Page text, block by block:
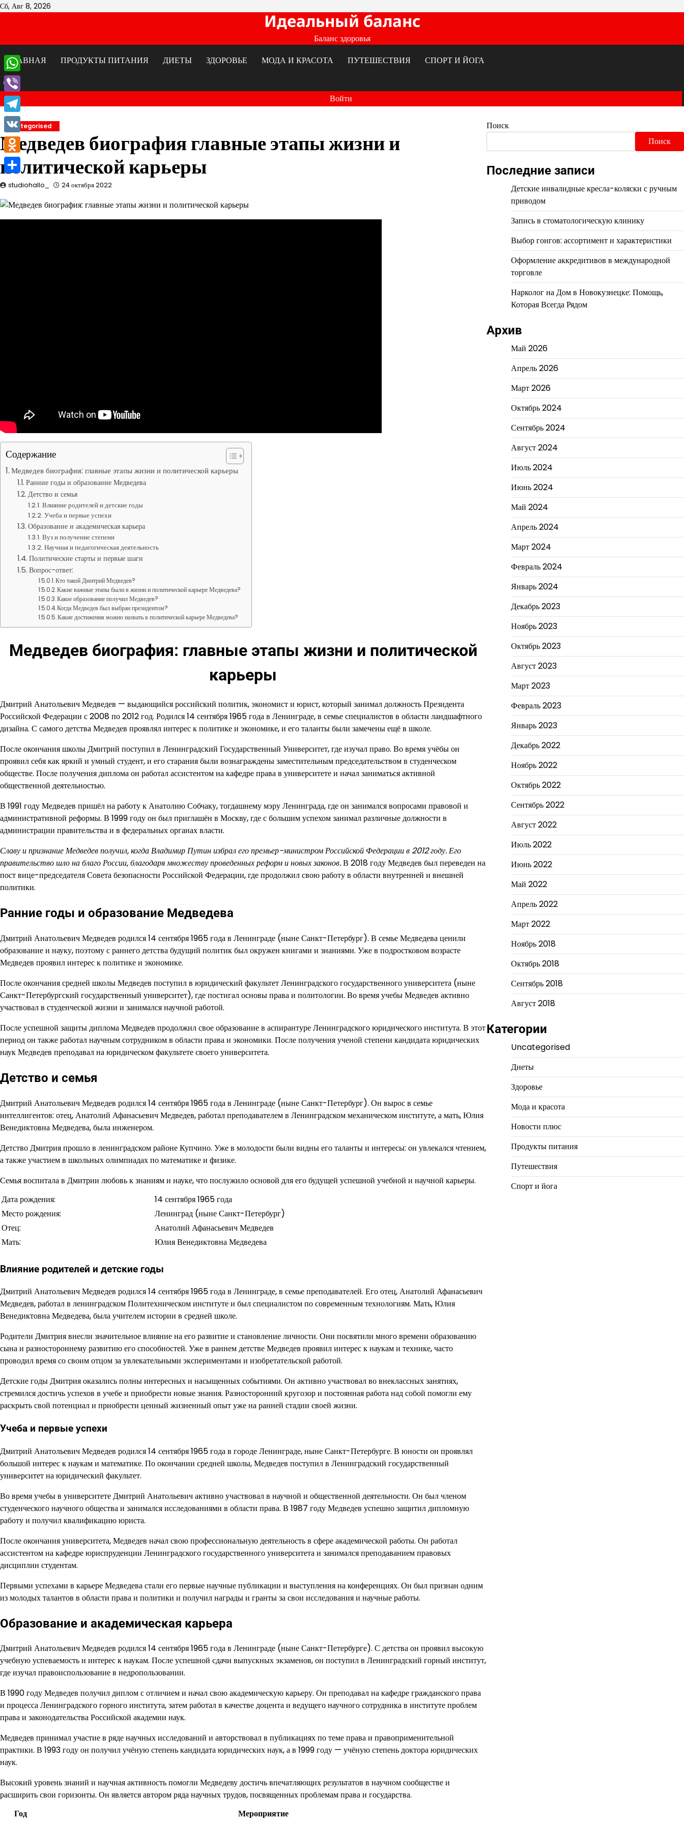
Перейти
Сб, Авг 8, 2026
Идеальный баланс
Баланс здоровья
ГЛАВНАЯ
ПРОДУКТЫ ПИТАНИЯ ДИЕТЫ ЗДОРОВЬЕ МОДА И КРАСОТА ПУТЕШЕСТВИЯ СПОРТ И ЙОГА
Войти
Uncategorised
Медведев биография главные этапы жизни и
политической карьеры
studiohallo_ 24 октября 2022
Содержание
Медведев биография: главные этапы жизни и политической карьеры
Ранние годы и образование Медведева
Детство и семья
Влияние родителей и детские годы
Учеба и первые успехи
Образование и академическая карьера
Вуз и получение степени
Научная и педагогическая деятельность
Политические старты и первые шаги
Вопрос-ответ:
Кто такой Дмитрий Медведев?
Какие важные этапы были в жизни и политической карьере Медведева?
Какое образование получил Медведев?
Когда Медведев был выбран президентом?
Какие достижения можно назвать в политической карьере Медведева?
Медведев биография: главные этапы жизни и политической
карьеры
Дмитрий Анатольевич Медведев — выдающийся российский политик, экономист и юрист, который занимал должность Президента
Российской Федерации с 2008 по 2012 год. Родился 14 сентября 1965 года в Ленинграде, в семье специалистов в области ландшафтного
дизайна. С самого детства Медведев проявлял интерес к политике и экономике, и его таланты были замечены ещё в школе.
После окончания школы Дмитрий поступил в Ленинградский Государственный Университет, где изучал право. Во время учёбы он
проявил себя как яркий и умный студент, и его старания были вознаграждены заместительным председательством в студенческом
обществе. После получения диплома он работал ассистентом на кафедре права в университете и начал заниматься активной
общественной деятельностью.
В 1991 году Медведев пришёл на работу к Анатолию Собчаку, тогдашнему мэру Ленинграда, где он занимался вопросами правовой и
административной реформы. В 1999 году он был приглашён в Москву, где с большим успехом занимал различные должности в
администрации правительства и в федеральных органах власти.
Славу и признание Медведев получил, когда Владимир Путин избрал его премьер-министром Российской Федерации в 2012 году. Его
правительство шло на благо России, благодаря множеству проведенных реформ и новых законов.В 2018 году Медведев был переведен на
пост вице-председателя Совета безопасности Российской Федерации, где продолжил свою работу в области внутренней и внешней
политики.
Ранние годы и образование Медведева
Дмитрий Анатольевич Медведев родился 14 сентября 1965 года в Ленинграде (ныне Санкт-Петербург). В семье Медведева ценили
образование и науку, поэтому с раннего детства будущий политик был окружен книгами и знаниями. Уже в подростковом возрасте
Медведев проявил интерес к политике и экономике.
После окончания средней школы Медведев поступил в юридический факультет Ленинградского государственного университета (ныне
Санкт-Петербургский государственный университет), где постигал основы права и политологии. Во время учебы Медведев активно
участвовал в студенческой жизни и занимался научной работой.
После успешной защиты диплома Медведев продолжил свое образование в аспирантуре Ленинградского юридического института. В этот
период он также работал научным сотрудником в области права и экономики. После получения ученой степени кандидата юридических
наук Медведев преподавал на юридическом факультете своего университета.
Детство и семья
Дмитрий Анатольевич Медведев родился 14 сентября 1965 года в Ленинграде (ныне Санкт-Петербург). Он вырос в семье
интеллигентов: отец, Анатолий Афанасьевич Медведев, работал преподавателем в Ленинградском механическом институте, а мать, Юлия
Венедиктовна Медведева, была инженером.
Детство Дмитрия прошло в ленинградском районе Купчино. Уже в молодости были видны его таланты и интересы: он увлекался чтением,
а также участием в школьных олимпиадах по математике и физике.
Семья воспитала в Дмитрии любовь к знаниям и науке, что послужило основой для его будущей успешной учебной и научной карьеры.
Дата рождения:
14 сентября 1965 года
Место рождения:
Ленинград (ныне Санкт-Петербург)
Отец:
Анатолий Афанасьевич Медведев
Мать:
Юлия Венедиктовна Медведева
Влияние родителей и детские годы
Дмитрий Анатольевич Медведев родился 14 сентября 1965 года в Ленинграде, в семье преподавателей. Его отец, Анатолий Афанасьевич
Медведев, работал в ленинградском Политехническом институте и был специалистом по современным технологиям. Мать, Юлия
Венедиктовна Медведева, была учителем истории в средней школе.
Родители Дмитрия внесли значительное влияние на его развитие и становление личности. Они посвятили много времени образованию
сына и разностороннему развитию его способностей. Уже в раннем детстве Медведев проявил интерес к наукам и технике, часто
проводил время со своим отцом за увлекательными экспериментами и изобретательской работой.
Детские годы Дмитрия оказались полны интересных и насыщенных событиями. Он активно участвовал во внеклассных занятиях,
стремился достичь успехов в учебе и приобрести новые знания. Разносторонний кругозор и постоянная работа над собой помогли ему
раскрыть свой потенциал и приобрести ценный жизненный опыт уже на ранней стадии своей жизни.
Учеба и первые успехи
Дмитрий Анатольевич Медведев родился 14 сентября 1965 года в городе Ленинграде, ныне Санкт-Петербурге. В юности он проявлял
большой интерес к наукам и математике. По окончании средней школы, Медведев поступил в Ленинградский государственный
университет на юридический факультет.
Во время учебы в университете Дмитрий Анатольевич активно участвовал в научной и общественной деятельности. Он был членом
студенческого научного общества и занимался исследованиями в области права. В 1987 году Медведев успешно защитил дипломную
работу и получил квалификацию юриста.
После окончания университета, Медведев начал свою профессиональную деятельность в сфере академической работы. Он работал
ассистентом на кафедре юриспруденции Ленинградского государственного университета и занимался преподаванием правовых
дисциплин студентам.
Первыми успехами в карьере Медведева стали его первые научные публикации и выступления на конференциях. Он был признан одним
из молодых талантов в области права и политики и получил награды и гранты за свои исследования и научные работы.
Образование и академическая карьера
Дмитрий Анатольевич Медведев родился 14 сентября 1965 года в Ленинграде (ныне Санкт-Петербурге). С детства он проявил высокую
учебную успеваемость и интерес к наукам. После успешной сдачи выпускных экзаменов, он поступил в Ленинградский горный институт,
где изучал правоиспользование в недропользовании.
В 1990 году Медведев получил диплом с отличием и начал свою академическую карьеру. Он преподавал на кафедре гражданского права
и процесса Ленинградского горного института, затем работал в качестве доцента и ведущего научного сотрудника в институте проблем
права и законодательства Российской академии наук.
Медведев принимал участие в ряде научных исследований и авторствовал в публикациях по теме права и правоприменительной
практики. В 1993 году он получил учёную степень кандидата юридических наук, а в 1999 году — учёную степень доктора юридических
наук.
Высокий уровень знаний и научная активность помогли Медведеву достичь впечатляющих результатов в научном сообществе и
расширить свои горизонты. Он является автором ряда научных трудов, посвященных проблемам права и государства.
Год
Мероприятие
Поиск
Поиск
Последние записи
Детские инвалидные кресла-коляски с ручным
приводом
Запись в стоматологическую клинику
Выбор гонгов: ассортимент и характеристики
Оформление аккредитивов в международной
торговле
Нарколог на Дом в Новокузнецке: Помощь,
Которая Всегда Рядом
Архив
Май 2026
Апрель 2026
Март 2026
Октябрь 2024
Сентябрь 2024
Август 2024
Июль 2024
Июнь 2024
Май 2024
Апрель 2024
Март 2024
Февраль 2024
Январь 2024
Декабрь 2023
Ноябрь 2023
Октябрь 2023
Август 2023
Март 2023
Февраль 2023
Январь 2023
Декабрь 2022
Ноябрь 2022
Октябрь 2022
Сентябрь 2022
Август 2022
Июль 2022
Июнь 2022
Май 2022
Апрель 2022
Март 2022
Ноябрь 2018
Октябрь 2018
Сентябрь 2018
Август 2018
Категории
Uncategorised
Диеты
Здоровье
Мода и красота
Новости плюс
Продукты питания
Путешествия
Спорт и йога
WhatsApp
Viber
Telegram
VK
Odnoklassniki
Отправить